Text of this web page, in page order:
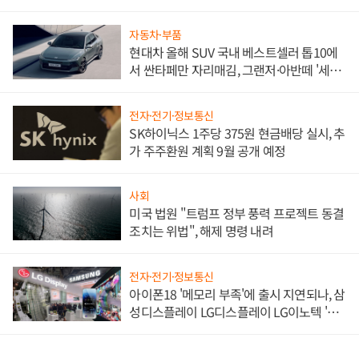
자동차·부품
현대차 올해 SUV 국내 베스트셀러 톱10에
서 싼타페만 자리매김, 그랜저·아반떼 '세단
전자·전기·정보통신
SK하이닉스 1주당 375원 현금배당 실시, 추
가 주주환원 계획 9월 공개 예정
사회
미국 법원 "트럼프 정부 풍력 프로젝트 동결
조치는 위법", 해제 명령 내려
전자·전기·정보통신
아이폰18 '메모리 부족'에 출시 지연되나, 삼
성디스플레이 LG디스플레이 LG이노텍 '탈